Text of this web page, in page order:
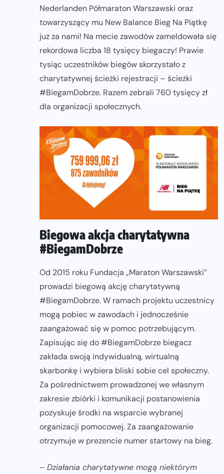
Nederlanden Półmaraton Warszawski oraz
towarzyszący mu New Balance Bieg Na Piątkę
już za nami! Na mecie zawodów zameldowała się
rekordowa liczba 18 tysięcy biegaczy! Prawie
tysiąc uczestników biegów skorzystało z
charytatywnej ścieżki rejestracji – ścieżki
#BiegamDobrze. Razem zebrali 760 tysięcy zł
dla organizacji społecznych.
Biegowa akcja charytatywna
#BiegamDobrze
Od 2015 roku Fundacja „Maraton Warszawski”
prowadzi biegową akcję charytatywną
#BiegamDobrze. W ramach projektu uczestnicy
mogą pobiec w zawodach i jednocześnie
zaangażować się w pomoc potrzebującym.
Zapisując się do #BiegamDobrze biegacz
zakłada swoją indywidualną, wirtualną
skarbonkę i wybiera bliski sobie cel społeczny.
Za pośrednictwem prowadzonej we własnym
zakresie zbiórki i komunikacji postanowienia
pozyskuje środki na wsparcie wybranej
organizacji pomocowej. Za zaangażowanie
otrzymuje w prezencie numer startowy na bieg.
– Działania charytatywne mogą niektórym